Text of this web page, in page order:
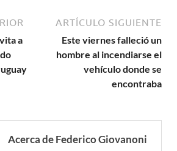
a
ARTÍCULO SIGUIENTE
Este viernes falleció un
hombre al incendiarse el
vehículo donde se
encontraba
Acerca de Federico Giovanoni